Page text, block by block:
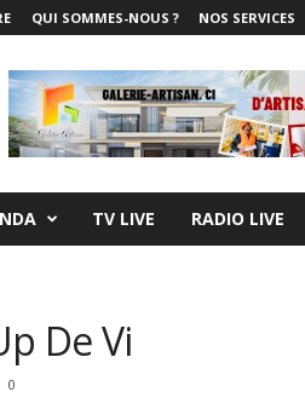
QUI SOMMES-NOUS ? NOS SERVICES
TV LIVE RADIO LIVE
De Vi
0